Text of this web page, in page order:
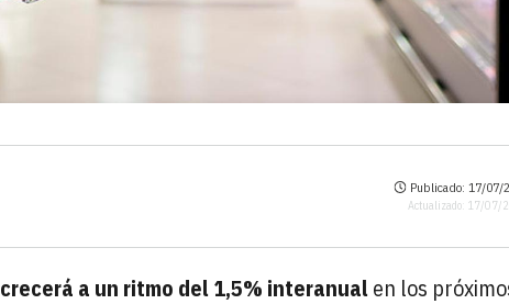
Publicado: 17/07/
Actualizado: 17/07/
crecerá a un ritmo del 1,5% interanualen los